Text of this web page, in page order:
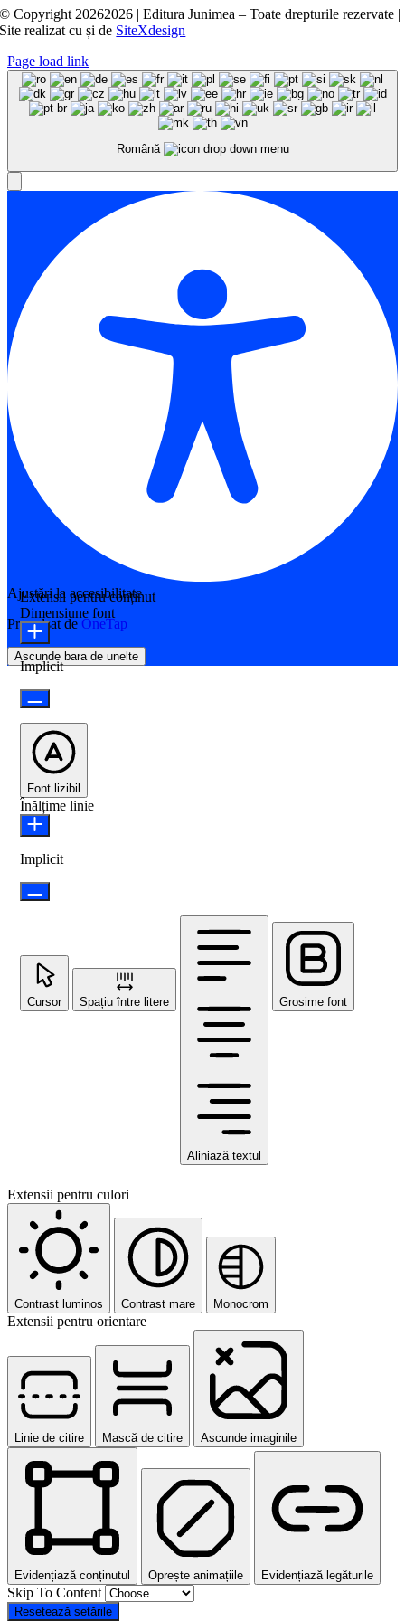
© Copyright 20262026 | Editura Junimea – Toate drepturile rezervate |
Site realizat cușide SiteXdesign
Page load link
Română
Ajustări la accesibilitate
Propulsat de OneTap
Ascunde bara de unelte
Extensii pentru conținut
Dimensiune font
Implicit
Font lizibil
Înălțime linie
Implicit
Cursor Spațiu între litere
Aliniază textul
Grosime font
Extensii pentru culori
Contrast luminos Contrast mare Monocrom
Extensii pentru orientare
Linie de citire Mască de citire Ascunde imaginile
Evidențiază conținutul Oprește animațiile Evidențiază legăturile
Skip To Content
Resetează setările